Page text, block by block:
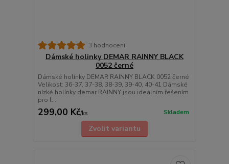
3 hodnocení
Dámské holinky DEMAR RAINNY BLACK
0052 černé
Dámské holínky DEMAR RAINNY BLACK 0052 černé
Velikost: 36-37, 37-38, 38-39, 39-40, 40-41 Dámské
nízké holínky demar RAINNY jsou ideálním řešením
pro l...
299,00 Kč/ks Skladem
Zvolit variantu